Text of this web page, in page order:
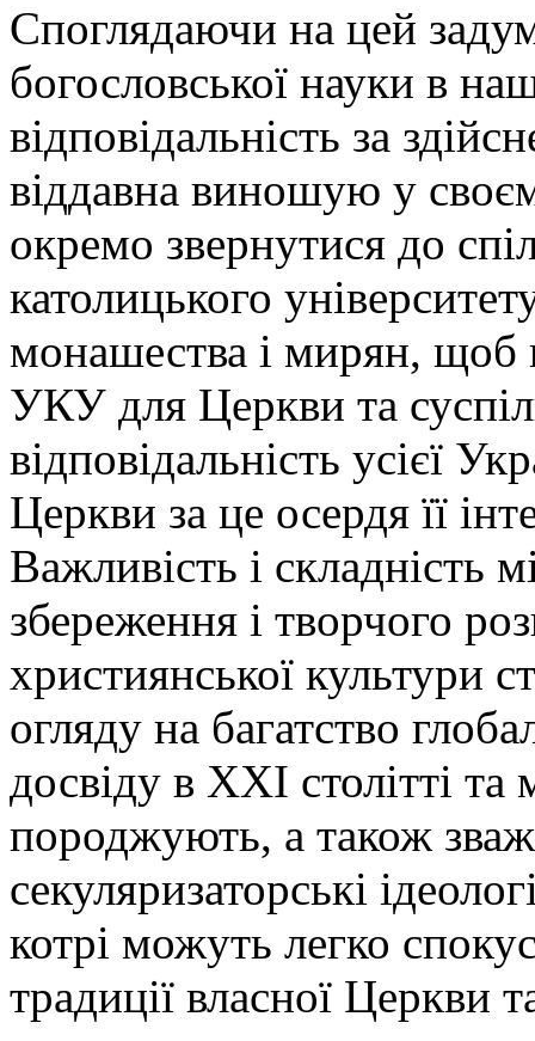
Споглядаючи на цей
богословської науки в
відповідальність за
віддавна виношую у
окремо звернутися до
католицького
монашества і мирян, щоб
УКУ для Церкви та
відповідальність усієї
Церкви за це осердя її
Важливість і складність
збереження і творчого
християнської культури
огляду на багатство
досвіду в ХХІ столітті
породжують, а також
секуляризаторські
котрі можуть легко
традиції власної Церкви